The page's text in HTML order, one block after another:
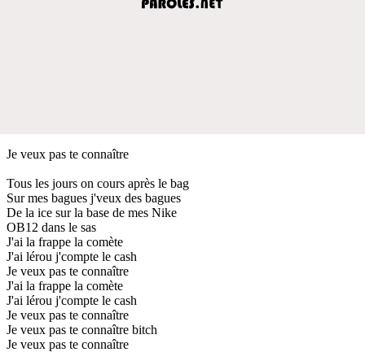
Je veux pas te connaître
Tous les jours on cours après le bag
Sur mes bagues j'veux des bagues
De la ice sur la base de mes Nike
OB12 dans le sas
J'ai la frappe la comète
J'ai lérou j'compte le cash
Je veux pas te connaître
J'ai la frappe la comète
J'ai lérou j'compte le cash
Je veux pas te connaître
Je veux pas te connaître bitch
Je veux pas te connaître